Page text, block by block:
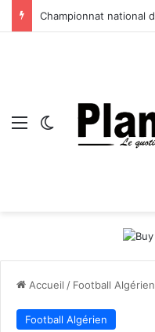
Menu Switch skin
Accueil / Football Algérien
Football Algérien